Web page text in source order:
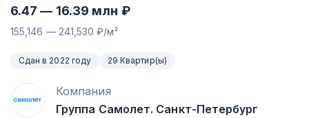
6.47 — 16.39 млн ₽
155,146 — 241,530 ₽/м²
Сдан в 2022 году 29 Квартир(ы)
Компания
Группа Самолет. Санкт-Петербург